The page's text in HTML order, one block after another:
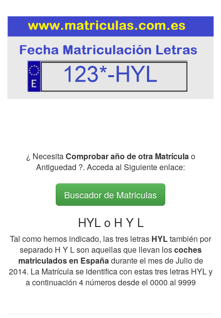
¿ NecesitaComprobar año de otra Matrículao
Antiguedad ?. Acceda al Siguiente enlace:
Buscador de Matriculas
HYL o H Y L
Tal como hemos indicado, las tres letras HYLtambién por
separado H Y L son aquellas que llevan loscoches
matriculados en Españadurante el mes de Julio de
2014. La Matrícula se identifica con estas tres letras HYL y
a continuación 4 números desde el 0000 al 9999